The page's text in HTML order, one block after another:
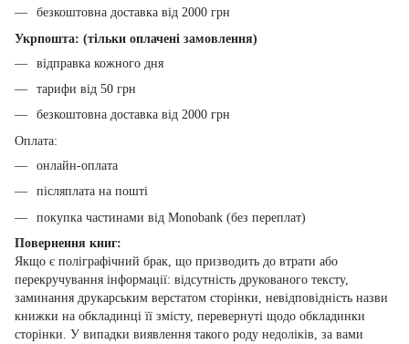
безкоштовна доставка від 2000 грн
Укрпошта: (тільки оплачені замовлення)
відправка кожного дня
тарифи від 50 грн
безкоштовна доставка від 2000 грн
Оплата:
онлайн-оплата
післяплата на пошті
покупка частинами від Monobank (без переплат)
Повернення книг:
Якщо є поліграфічний брак, що призводить до втрати або
перекручування інформації: відсутність друкованого тексту,
заминання друкарським верстатом сторінки, невідповідність назви
книжки на обкладинці її змісту, перевернуті щодо обкладинки
сторінки. У випадки виявлення такого роду недоліків, за вами